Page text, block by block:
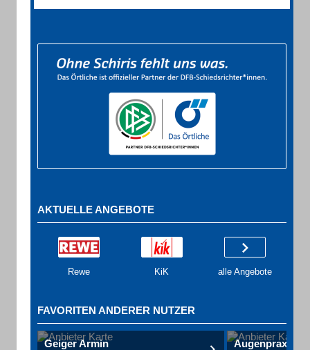
AKTUELLE ANGEBOTE
Rewe KiK alle Angebote
FAVORITEN ANDERER NUTZER
Geiger Armin Augenpraxis